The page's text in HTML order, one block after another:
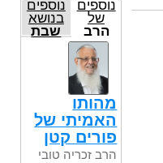
נוספים
של
הרב
זכריה
טובי
נוספים
בנושא
שבת
מהותו
האמיתי של
פורים קטן
הרב זכריה טובי